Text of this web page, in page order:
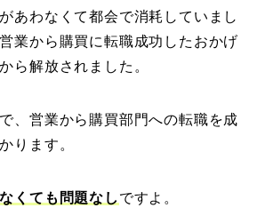
あわなくて都会で消耗していまし
業から購買に転職成功したおかげ
ら解放されました。
、営業から購買部門への転職を成
ります。
くても問題なし ですよ。